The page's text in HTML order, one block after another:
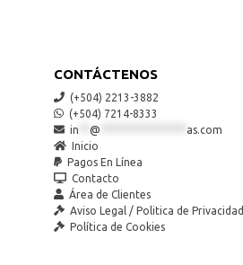
CONTÁCTENOS
(+504) 2213-3882
(+504) 7214-8333
in
@
as.com
Inicio
Pagos En Línea
Contacto
Área de Clientes
Aviso Legal / Politica de Privacidad
Política de Cookies